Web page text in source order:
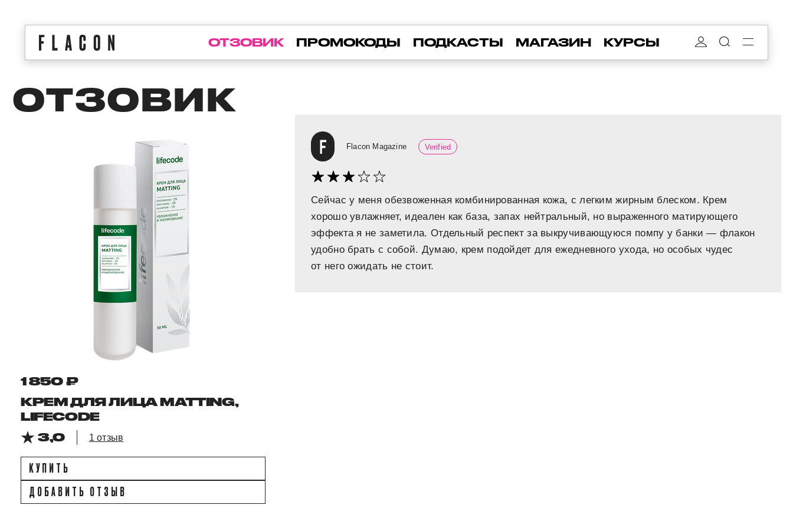
ОТЗОВИК ПРОМОКОДЫ ПОДКАСТЫ МАГАЗИН КУРСЫ
ОТЗОВИК
1 850 ₽
КРЕМ ДЛЯ ЛИЦА MATTING,
LIFECODE
3,0
1 отзыв
КУПИТЬ
ДОБАВИТЬ ОТЗЫВ
Flacon Magazine Verified
Сейчас у меня обезвоженная комбинированная кожа, с легким жирным блеском. Крем
хорошо увлажняет, идеален как база, запах нейтральный, но выраженного матирующего
эффекта я не заметила. Отдельный респект за выкручивающуюся помпу у банки — флакон
удобно брать с собой. Думаю, крем подойдет для ежедневного ухода, но особых чудес
от него ожидать не стоит.